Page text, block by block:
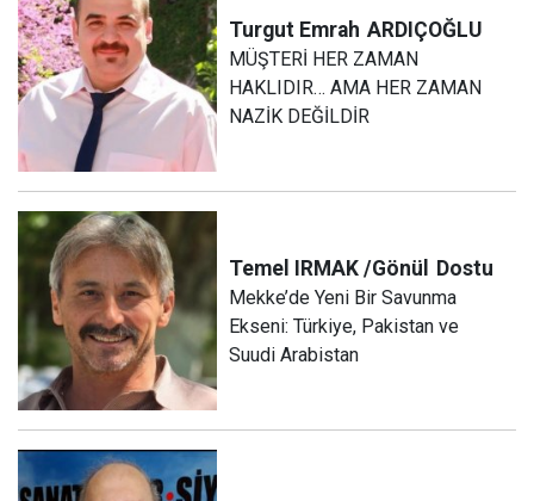
Turgut Emrah ARDIÇOĞLU
MÜŞTERİ HER ZAMAN
HAKLIDIR… AMA HER ZAMAN
NAZİK DEĞİLDİR
Temel IRMAK /Gönül Dostu
Mekke’de Yeni Bir Savunma
Ekseni: Türkiye, Pakistan ve
Suudi Arabistan